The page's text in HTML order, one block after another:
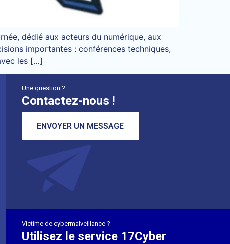
dédié aux acteurs du numérique, aux
importantes : conférences techniques,
les […]
Une question ?
Contactez-nous !
ENVOYER UN MESSAGE
Victime de cybermalveillance ?
Utilisez le service 17Cyber